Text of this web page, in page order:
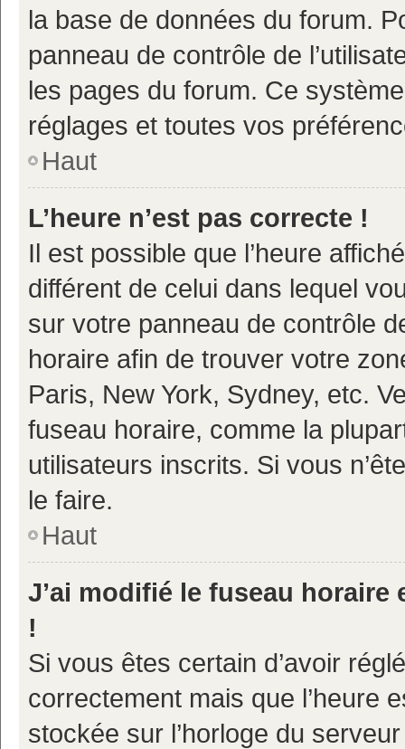
la base de données du forum.
panneau de contrôle de
les pages du forum. Ce
réglages et toutes vos
Haut
L’heure n’est pas correcte !
Il est possible que l’heure
différent de celui dans lequel
sur votre panneau de contrôle
horaire afin de trouver votre
Paris, New York, Sydney, etc.
fuseau horaire, comme la
utilisateurs inscrits. Si vous
le faire.
Haut
J’ai modifié le fuseau horaire
!
Si vous êtes certain d’avoir
correctement mais que l’heure
stockée sur l’horloge du